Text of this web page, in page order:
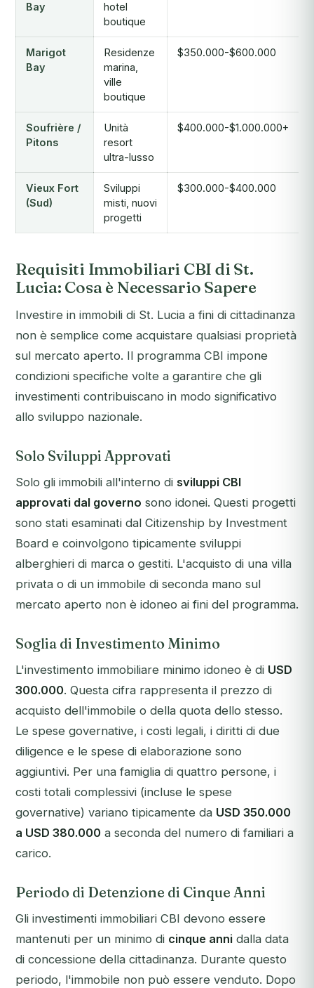
Bay
hotel
boutique
Marigot
Bay
Residenze
marina,
ville
boutique
$350.000-$600.000
Soufrière /
Pitons
Unità
resort
ultra-lusso
$400.000-$1.000.000+
Vieux Fort
(Sud)
Sviluppi
misti, nuovi
progetti
$300.000-$400.000
Requisiti Immobiliari CBI di St.
Lucia: Cosa è Necessario Sapere
Investire in immobili di St. Lucia a fini di cittadinanza
non è semplice come acquistare qualsiasi proprietà
sul mercato aperto. Il programma CBI impone
condizioni specifiche volte a garantire che gli
investimenti contribuiscano in modo significativo
allo sviluppo nazionale.
Solo Sviluppi Approvati
Solo gli immobili all'interno di sviluppi CBI
approvati dal governo sono idonei. Questi progetti
sono stati esaminati dal Citizenship by Investment
Board e coinvolgono tipicamente sviluppi
alberghieri di marca o gestiti. L'acquisto di una villa
privata o di un immobile di seconda mano sul
mercato aperto non è idoneo ai fini del programma.
Soglia di Investimento Minimo
L'investimento immobiliare minimo idoneo è di USD
300.000. Questa cifra rappresenta il prezzo di
acquisto dell'immobile o della quota dello stesso.
Le spese governative, i costi legali, i diritti di due
diligence e le spese di elaborazione sono
aggiuntivi. Per una famiglia di quattro persone, i
costi totali complessivi (incluse le spese
governative) variano tipicamente da USD 350.000
a USD 380.000 a seconda del numero di familiari a
carico.
Periodo di Detenzione di Cinque Anni
Gli investimenti immobiliari CBI devono essere
mantenuti per un minimo di cinque anni dalla data
di concessione della cittadinanza. Durante questo
periodo, l'immobile non può essere venduto. Dopo